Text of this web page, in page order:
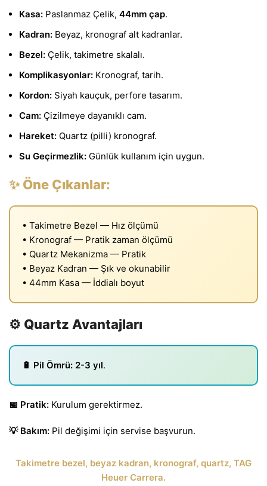
Kasa: Paslanmaz Çelik, 44mm çap.
Kadran: Beyaz, kronograf alt kadranlar.
Bezel: Çelik, takimetre skalalı.
Komplikasyonlar: Kronograf, tarih.
Kordon: Siyah kauçuk, perfore tasarım.
Cam: Çizilmeye dayanıklı cam.
Hareket: Quartz (pilli) kronograf.
Su Geçirmezlik: Günlük kullanım için uygun.
✨ Öne Çıkanlar:
• Takimetre Bezel — Hız ölçümü
• Kronograf — Pratik zaman ölçümü
• Quartz Mekanizma — Pratik
• Beyaz Kadran — Şık ve okunabilir
• 44mm Kasa — İddialı boyut
⚙️ Quartz Avantajları
🔋 Pil Ömrü: 2-3 yıl.
📅 Pratik: Kurulum gerektirmez.
💡 Bakım: Pil değişimi için servise başvurun.
Takimetre bezel, beyaz kadran, kronograf, quartz, TAG
Heuer Carrera.